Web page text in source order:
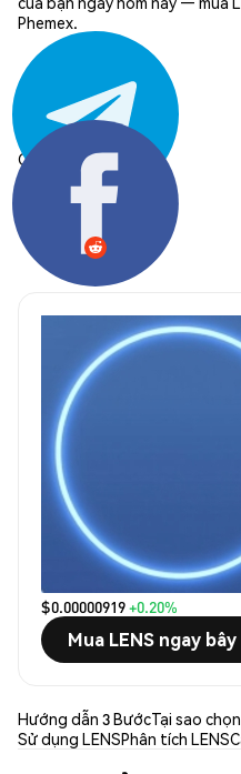
Phemex.
Chia sẻ:
$0.00000919+0.20%
Mua LENS ngay
Hướng dẫn 3 BướcTại sao
Sử dụng LENSPhân tích LENS